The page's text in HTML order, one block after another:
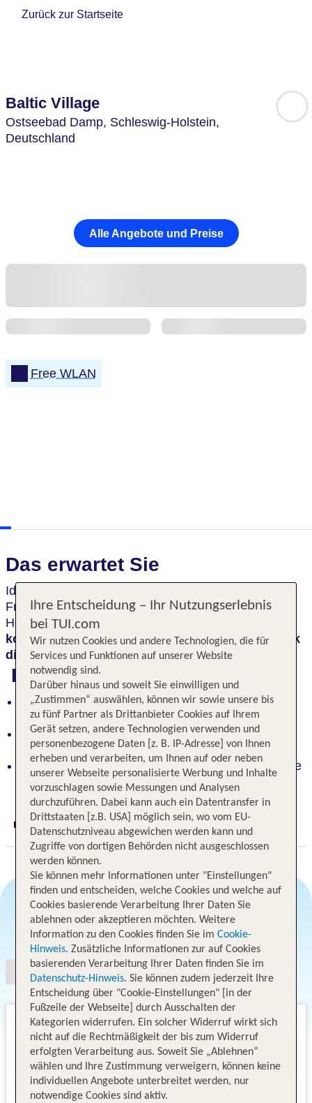
Zurück zur Startseite
Baltic Village
Ostseebad Damp, Schleswig-Holstein,
Deutschland
Alle Angebote und Preise
Free WLAN
Das erwartet Sie
Ideal für einen entspannte Zeit mit der Familie oder
Freunden bieten dieFerienhäusereine zweite
Heimat während des Urlaubs. Die Häuser sind
komfortabel ausgestattetund sindper Smart Lock
digital und kontaktlos zugängig .
Highlights
Komfortable Ferienhäuser: Jedes Haus verfügt
über eine eigene Sauna
Digitale Zugänglichkeit: Smart Lock für
kontaktloses Erlebnis
Perfekte Lage: Strandnähe ca. 750 m, kurze Wege
zu Ausflugszielen
Digitaler und telefonischer 24/7 TUI Service
Angebotsauswahl
Ihre Entscheidung – Ihr Nutzungserlebnis
bei TUI.com
Wir nutzen Cookies und andere Technologien, die für
Services und Funktionen auf unserer Website
notwendig sind.
Darüber hinaus und soweit Sie einwilligen und
„Zustimmen“ auswählen, können wir sowie unsere bis
zu fünf Partner als Drittanbieter Cookies auf Ihrem
Gerät setzen, andere Technologien verwenden und
personenbezogene Daten [z. B. IP-Adresse] von Ihnen
erheben und verarbeiten, um Ihnen auf oder neben
unserer Webseite personalisierte Werbung und Inhalte
vorzuschlagen sowie Messungen und Analysen
durchzuführen. Dabei kann auch ein Datentransfer in
Drittstaaten [z.B. USA] möglich sein, wo vom EU-
Datenschutzniveau abgewichen werden kann und
Zugriffe von dortigen Behörden nicht ausgeschlossen
werden können.
Sie können mehr Informationen unter "Einstellungen"
finden und entscheiden, welche Cookies und welche auf
Cookies basierende Verarbeitung Ihrer Daten Sie
ablehnen oder akzeptieren möchten. Weitere
Information zu den Cookies finden Sie im Cookie-
Hinweis. Zusätzliche Informationen zur auf Cookies
basierenden Verarbeitung Ihrer Daten finden Sie im
Datenschutz-Hinweis. Sie können zudem jederzeit Ihre
Entscheidung über "Cookie-Einstellungen" [in der
Fußzeile der Webseite] durch Ausschalten der
Kategorien widerrufen. Ein solcher Widerruf wirkt sich
nicht auf die Rechtmäßigkeit der bis zum Widerruf
erfolgten Verarbeitung aus. Soweit Sie „Ablehnen“
wählen und Ihre Zustimmung verweigern, können keine
individuellen Angebote unterbreitet werden, nur
notwendige Cookies sind aktiv.